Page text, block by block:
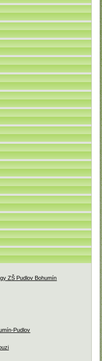
ZŠ Pudlov Bohumín
Pudlov